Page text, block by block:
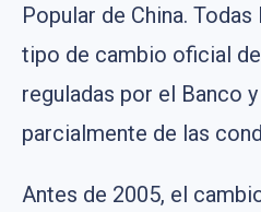
Popular de China.
tipo de cambio oficial
reguladas por el Banco
parcialmente de las
Antes de 2005, el